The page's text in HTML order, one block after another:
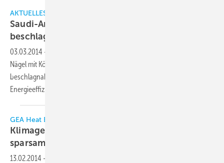
AKTUELLES
Saudi-Arabien: 40.000 Klimageräte
beschlagnahmt
03.03.2014 -
Nägel mit Köpfen: 40.000 Klimageräte wurden in den letzten Wochen
beschlagnahmt, weil sie die Vorschriften des Landes zu
Energieeffizienz nicht
GEA Heat Exchangers
Klimagerät für Rechenzentren kompakter und
sparsamer
13.02.2014 -